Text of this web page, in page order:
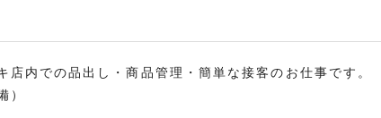
店内での品出し・商品管理・簡単な接客のお仕事です。
）